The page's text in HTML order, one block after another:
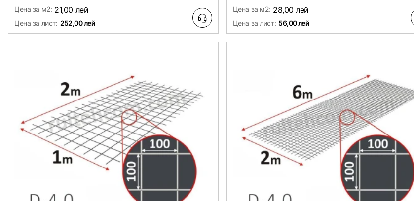
Цена за м2: 21,00 лей
Цена за лист: 252,00 лей
Цена за м2: 28,00 лей
Цена за лист: 56,00 лей